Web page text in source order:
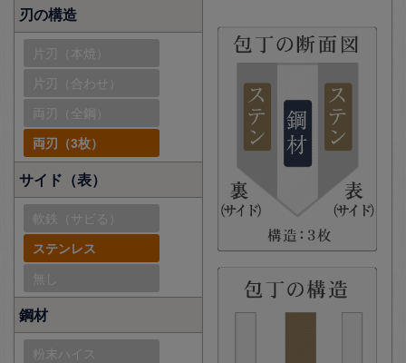
刃の構造
片刃（本焼）
片刃（合わせ）
両刃（全鋼）
両刃（3枚）
サイド（表）
軟鉄（サビる）
ステンレス
無し
鋼材
粉末ハイス